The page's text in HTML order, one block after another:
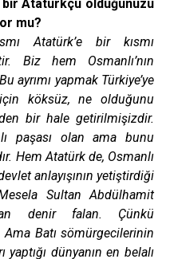
bir Atatürkçü olduğunuzu
mu?
Atatürk’e bir kısmı
Biz hem Osmanlı’nın
ayrımı yapmak Türkiye’ye
köksüz, ne olduğunu
bir hale getirilmişizdir.
paşası olan ama bunu
Hem Atatürk de, Osmanlı
anlayışının yetiştirdiği
Sultan Abdülhamit
denir falan. Çünkü
Ama Batı sömürgecilerinin
dünyanın en belalı